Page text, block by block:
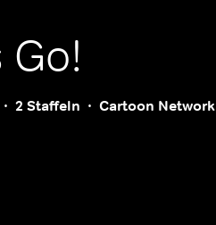
Go!
2 Staffeln Cartoon Network